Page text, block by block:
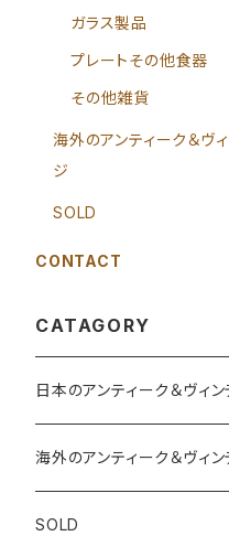
ガラス製品
プレートその他食器
その他雑貨
海外のアンティーク＆ヴ
ジ
SOLD
CONTACT
CATAGORY
日本のアンティーク＆ヴィ
カップ＆ソーサー
ガラス製品
海外のアンティーク＆ヴィ
SOLD